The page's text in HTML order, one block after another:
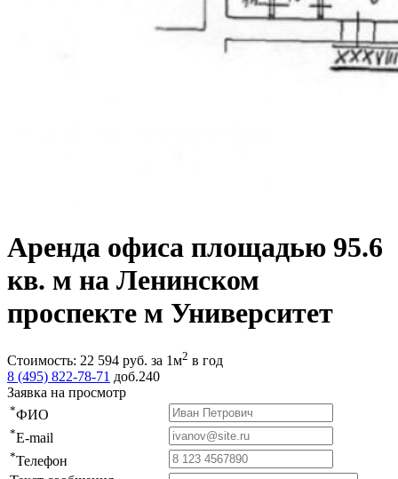
Аренда офиса площадью 95.6
кв. м на Ленинском
проспекте м Университет
Стоимость: 22 594 руб. за 1м2 в год
8 (495) 822-78-71 доб.240
Заявка на просмотр
*ФИО
*E-mail
*Телефон